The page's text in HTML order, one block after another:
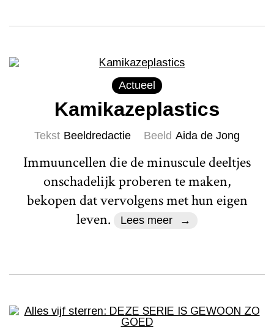
Actueel
Kamikazeplastics
Tekst Beeldredactie Beeld Aida de Jong
Immuuncellen die de minuscule deeltjes
onschadelijk proberen te maken,
bekopen dat vervolgens met hun eigen
leven.
Lees meer